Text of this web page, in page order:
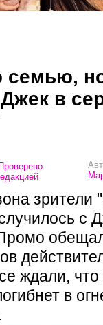
семью,
в
Проверено
зрители
с
ждали, что
в